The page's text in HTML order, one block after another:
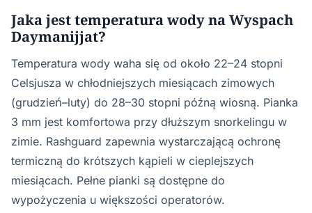
Jaka jest temperatura wody na Wyspach
Daymanijjat?
Temperatura wody waha się od około 22–24 stopni
Celsjusza w chłodniejszych miesiącach zimowych
(grudzień–luty) do 28–30 stopni późną wiosną. Pianka
3 mm jest komfortowa przy dłuższym snorkelingu w
zimie. Rashguard zapewnia wystarczającą ochronę
termiczną do krótszych kąpieli w cieplejszych
miesiącach. Pełne pianki są dostępne do
wypożyczenia u większości operatorów.